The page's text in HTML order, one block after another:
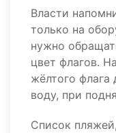
Власти
только на
нужно
цвет флагов.
жёлтого
воду, при
Список